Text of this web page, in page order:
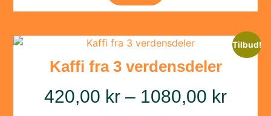
Tilbud!
Kaffi fra 3 verdensdeler
420,00 kr – 1080,00 kr